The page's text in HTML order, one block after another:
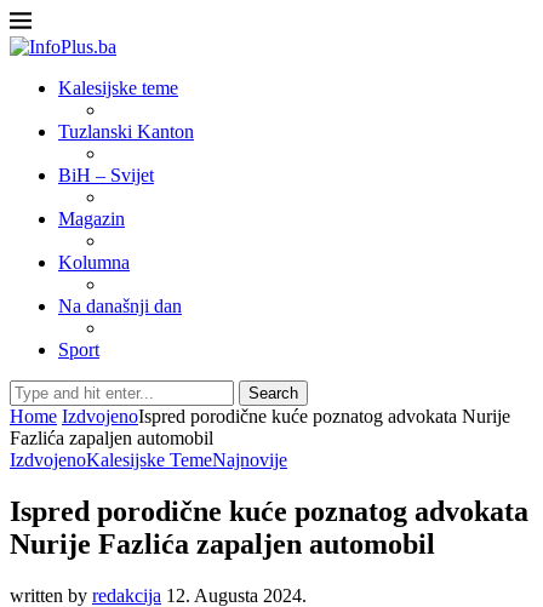
Kalesijske teme
Tuzlanski Kanton
BiH – Svijet
Magazin
Kolumna
Na današnji dan
Sport
Search
Home IzdvojenoIspred porodične kuće poznatog advokata Nurije
Fazlića zapaljen automobil
IzdvojenoKalesijske TemeNajnovije
Ispred porodične kuće poznatog advokata
Nurije Fazlića zapaljen automobil
written by redakcija 12. Augusta 2024.